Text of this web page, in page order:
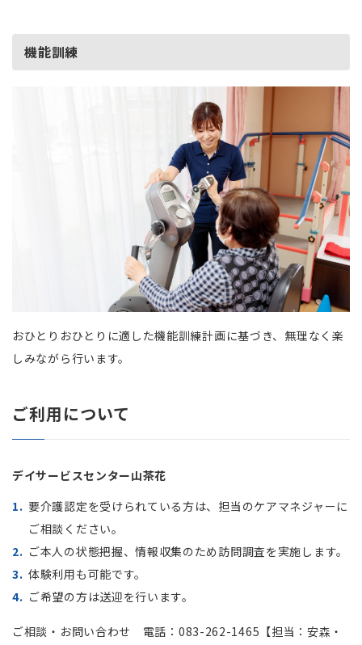
機能訓練
おひとりおひとりに適した機能訓練計画に基づき、無理なく楽
しみながら行います。
ご利用について
デイサービスセンター山茶花
要介護認定を受けられている方は、担当のケアマネジャーに
ご相談ください。
ご本人の状態把握、情報収集のため訪問調査を実施します。
体験利用も可能です。
ご希望の方は送迎を行います。
ご相談・お問い合わせ 電話： 083-262-1465 【担当：安森・